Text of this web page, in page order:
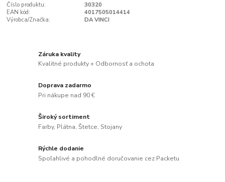
Číslo produktu:
30320
EAN kód:
4017505014414
Výrobca/Značka:
DA VINCI
Záruka kvality
Kvalitné produkty + Odbornosť a ochota
Doprava zadarmo
Pri nákupe nad 90 €
Široký sortiment
Farby, Plátna, Štetce, Stojany
Rýchle dodanie
Spoľahlivé a pohodlné doručovanie cez Packetu